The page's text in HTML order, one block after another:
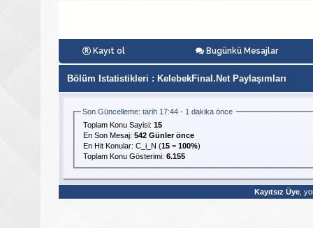
Kayıt ol Bugünkü Mesajlar
Bölüm Istatistikleri : KelebekFinal.Net Paylaşımları
Son Güncelleme: tarih 17:44 - 1 dakika önce
Toplam Konu Sayisi: 15
En Son Mesaj: 542 Günler önce
En Hit Konular: C_i_N (15 = 100%)
Toplam Konu Gösterimi: 6.155
Kayıtsız Üye,